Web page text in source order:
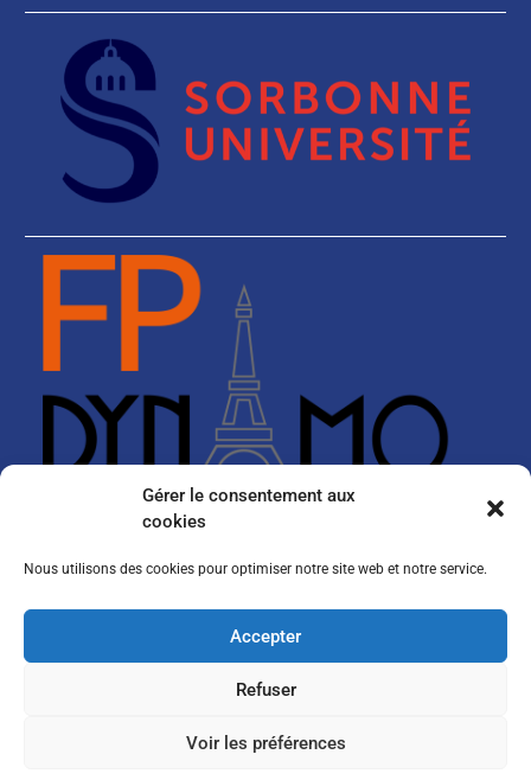
Gérer le consentement aux
cookies
Nous utilisons des cookies pour optimiser notre site web et notre service.
Accepter
Refuser
Voir les préférences
Copyright LBMCE© All rights reserved.
Credits and legal notices